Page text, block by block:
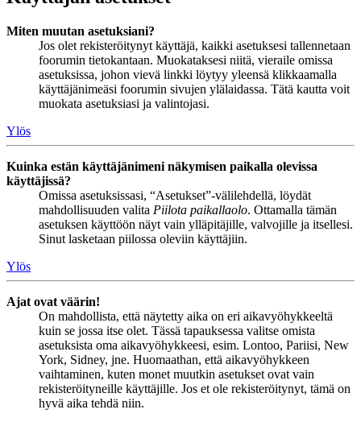
Miten muutan asetuksiani?
Jos olet rekisteröitynyt käyttäjä, kaikki asetuksesi tallennetaan
foorumin tietokantaan. Muokataksesi niitä, vieraile omissa
asetuksissa, johon vievä linkki löytyy yleensä klikkaamalla
käyttäjänimeäsi foorumin sivujen ylälaidassa. Tätä kautta voit
muokata asetuksiasi ja valintojasi.
Ylös
Kuinka estän käyttäjänimeni näkymisen paikalla olevissa
käyttäjissä?
Omissa asetuksissasi, “Asetukset”-välilehdellä, löydät
mahdollisuuden valita Piilota paikallaolo. Ottamalla tämän
asetuksen käyttöön näyt vain ylläpitäjille, valvojille ja itsellesi.
Sinut lasketaan piilossa oleviin käyttäjiin.
Ylös
Ajat ovat väärin!
On mahdollista, että näytetty aika on eri aikavyöhykkeeltä
kuin se jossa itse olet. Tässä tapauksessa valitse omista
asetuksista oma aikavyöhykkeesi, esim. Lontoo, Pariisi, New
York, Sidney, jne. Huomaathan, että aikavyöhykkeen
vaihtaminen, kuten monet muutkin asetukset ovat vain
rekisteröityneille käyttäjille. Jos et ole rekisteröitynyt, tämä on
hyvä aika tehdä niin.